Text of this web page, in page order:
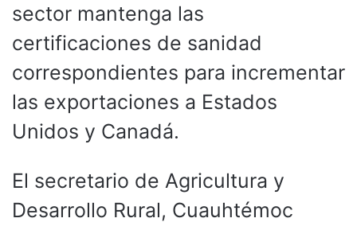
sector mantenga las
certificaciones de sanidad
correspondientes para incrementar
las exportaciones a Estados
Unidos y Canadá.
El secretario de Agricultura y
Desarrollo Rural, Cuauhtémoc